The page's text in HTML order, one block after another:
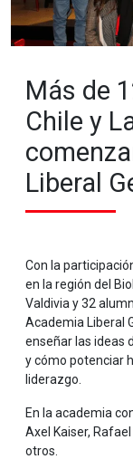
Más de
Chile y
Liberal
Con la
en la región del
Valdivia y 32
Academia Liberal
enseñar las ideas
y cómo potenciar
liderazgo.
En la academia
Axel Kaiser,
otros.